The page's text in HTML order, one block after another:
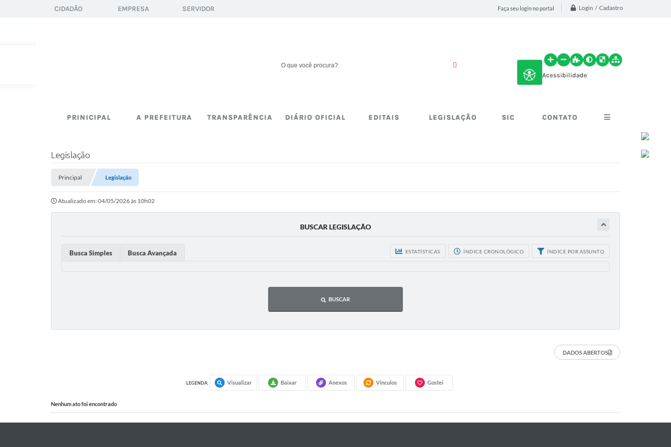
Faça seu login no portal Login / Cadastro
Acessibilidade
CIDADÃO EMPRESA SERVIDOR
PRINICIPAL A PREFEITURA TRANSPARÊNCIA DIÁRIO OFICIAL EDITAIS LEGISLAÇÃO SIC CONTATO
Legislação
Principal Legislação
Atualizado em: 04/05/2026 às 10h02
BUSCAR LEGISLAÇÃO
ESTATÍSTICAS ÍNDICE CRONOLÓGICO ÍNDICE POR ASSUNTO
Busca Simples Busca Avançada
BUSCAR
DADOS ABERTOS
LEGENDA: Visualizar Baixar Anexos Vínculos Gostei
Nenhum ato foi encontrado